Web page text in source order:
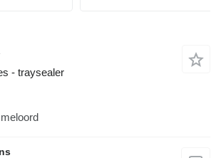
- traysealer